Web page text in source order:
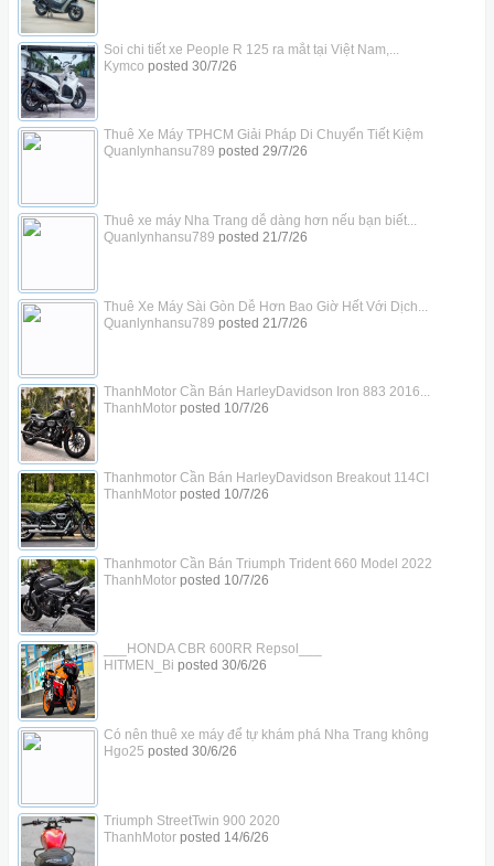
Soi chi tiết xe People R 125 ra mắt tại Việt Nam,...
Kymco posted 30/7/26
Thuê Xe Máy TPHCM Giải Pháp Di Chuyển Tiết Kiệm
Quanlynhansu789 posted 29/7/26
Thuê xe máy Nha Trang dễ dàng hơn nếu bạn biết...
Quanlynhansu789 posted 21/7/26
Thuê Xe Máy Sài Gòn Dễ Hơn Bao Giờ Hết Với Dịch...
Quanlynhansu789 posted 21/7/26
ThanhMotor Cần Bán HarleyDavidson Iron 883 2016...
ThanhMotorposted 10/7/26
Thanhmotor Cần Bán HarleyDavidson Breakout 114CI
ThanhMotorposted 10/7/26
Thanhmotor Cần Bán Triumph Trident 660 Model 2022
ThanhMotorposted 10/7/26
___HONDA CBR 600RR Repsol___
HITMEN_Bi posted 30/6/26
Có nên thuê xe máy để tự khám phá Nha Trang không
Hgo25 posted 30/6/26
Triumph StreetTwin 900 2020
ThanhMotorposted 14/6/26